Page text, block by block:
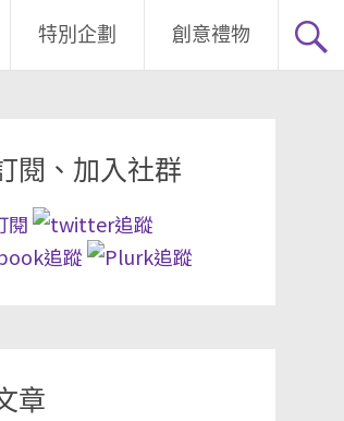
特別企劃 創意禮物
閱、加入社群
章